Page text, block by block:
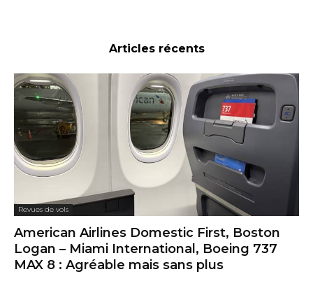
Articles récents
Revues de vols
American Airlines Domestic First, Boston
Logan – Miami International, Boeing 737
MAX 8 : Agréable mais sans plus